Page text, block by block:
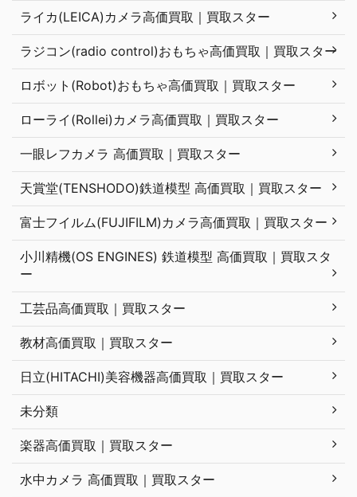
ライカ(LEICA)カメラ高価買取｜買取スター
ラジコン(radio control)おもちゃ高価買取｜買取スター
ロボット(Robot)おもちゃ高価買取｜買取スター
ローライ(Rollei)カメラ高価買取｜買取スター
一眼レフカメラ 高価買取｜買取スター
天賞堂(TENSHODO)鉄道模型 高価買取｜買取スター
富士フイルム(FUJIFILM)カメラ高価買取｜買取スター
小川精機(OS ENGINES) 鉄道模型 高価買取｜買取スタ
ー
工芸品高価買取｜買取スター
教材高価買取｜買取スター
日立(HITACHI)美容機器高価買取｜買取スター
未分類
楽器高価買取｜買取スター
水中カメラ 高価買取｜買取スター